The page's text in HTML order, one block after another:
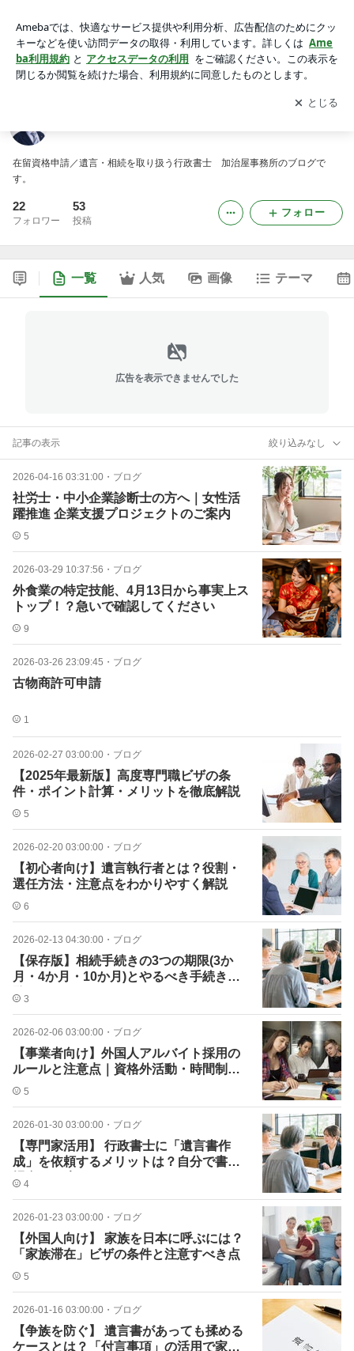
アプリをダウンロードして ブログの更新通知
を受け取りまし
ょう。
開く
在留資格申請／遺言・相続を取り扱う行政書士 加治屋事務所のブログで
す。
22
フォロワー
53
投稿
フォロー
一覧 人気 画像 テーマ
広告を表示できませんでした
記事の表示 絞り込みなし
2026-04-16 03:31:00 ・ ブログ
社労士・中小企業診断士の方へ｜女性活
躍推進 企業支援プロジェクトのご案内
5
2026-03-29 10:37:56 ・ ブログ
外食業の特定技能、4月13日から事実上ス
トップ！？急いで確認してください
9
2026-03-26 23:09:45 ・ ブログ
古物商許可申請
1
2026-02-27 03:00:00 ・ ブログ
【2025年最新版】高度専門職ビザの条
件・ポイント計算・メリットを徹底解説
5
2026-02-20 03:00:00 ・ ブログ
【初心者向け】遺言執行者とは？役割・
選任方法・注意点をわかりやすく解説
6
2026-02-13 04:30:00 ・ ブログ
【保存版】相続手続きの3つの期限(3か
月・4か月・10か月)とやるべき手続き一
覧3
2026-02-06 03:00:00 ・ ブログ
【事業者向け】外国人アルバイト採用の
ルールと注意点｜資格外活動・時間制限
まとめ
5
2026-01-30 03:00:00 ・ ブログ
【専門家活用】 行政書士に「遺言書作
成」を依頼するメリットは？自分で書く
場合との違い
4
2026-01-23 03:00:00 ・ ブログ
【外国人向け】 家族を日本に呼ぶには？
「家族滞在」ビザの条件と注意すべき点
5
2026-01-16 03:00:00 ・ ブログ
【争族を防ぐ】 遺言書があっても揉める
ケースとは？「付言事項」の活用で家族